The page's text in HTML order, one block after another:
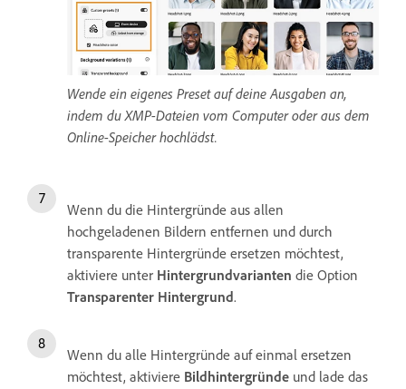
Wende ein eigenes Preset auf deine Ausgaben an,
indem du XMP-Dateien vom Computer oder aus dem
Online-Speicher hochlädst.
Wenn du die Hintergründe aus allen
hochgeladenen Bildern entfernen und durch
transparente Hintergründe ersetzen möchtest,
aktiviere unter Hintergrundvarianten die Option
Transparenter Hintergrund.
Wenn du alle Hintergründe auf einmal ersetzen
möchtest, aktiviere Bildhintergründe und lade das